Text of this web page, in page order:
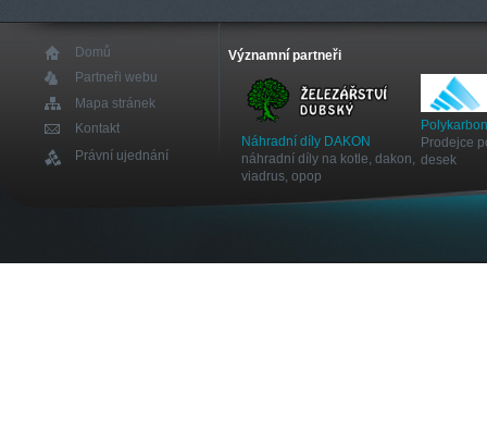
Domů
Partneři webu
Mapa stránek
Kontakt
Právní ujednání
Významní partneři
Náhradní díly DAKON
náhradní díly na kotle, dakon,
viadrus, opop
Prodejce
desek